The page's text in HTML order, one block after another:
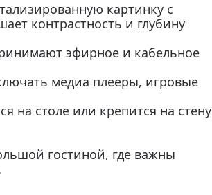
картинку с
контрастность и глубину
эфирное и кабельное
медиа плееры, игровые
на столе или крепится на стену
гостиной, где важны